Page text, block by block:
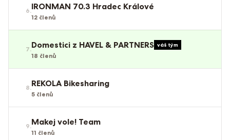
6.IRONMAN 70.3 Hradec Králové
12 členů
7.Domestici z HAVEL & PARTNERS váš tým
18 členů
8.REKOLA Bikesharing
5 členů
9.Makej vole! Team
11 členů